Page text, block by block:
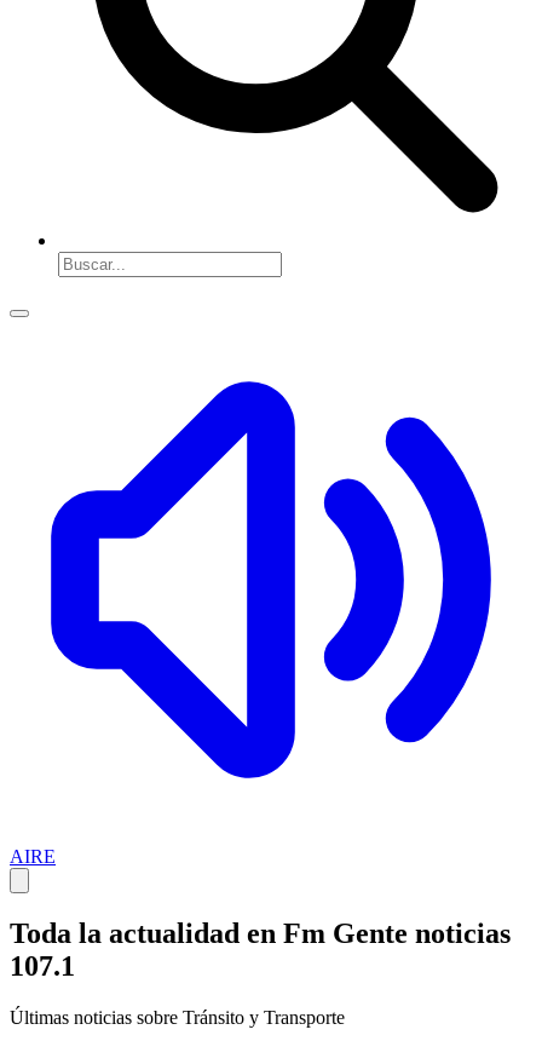
AIRE
Toda la actualidad en Fm Gente noticias
107.1
Últimas noticias sobre Tránsito y Transporte